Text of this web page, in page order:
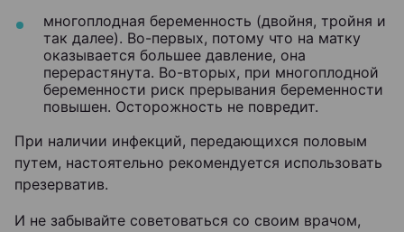
многоплодная беременность (двойня, тройня и
так далее). Во-первых, потому что на матку
оказывается большее давление, она
перерастянута. Во-вторых, при многоплодной
беременности риск прерывания беременности
повышен. Осторожность не повредит.
При наличии инфекций, передающихся половым
путем, настоятельно рекомендуется использовать
презерватив.
И не забывайте советоваться со своим врачом,